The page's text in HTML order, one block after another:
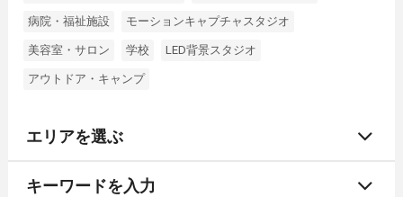
病院・福祉施設 モーションキャプチャスタジオ
美容室・サロン 学校 LED背景スタジオ
アウトドア・キャンプ
エリアを選ぶ
キーワードを入力